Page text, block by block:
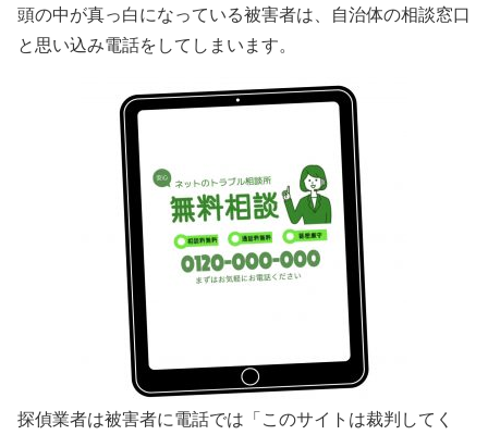
頭の中が真っ白になっている被害者は、自治体の相談窓口
と思い込み電話をしてしまいます。
探偵業者は被害者に電話では「このサイトは裁判してく